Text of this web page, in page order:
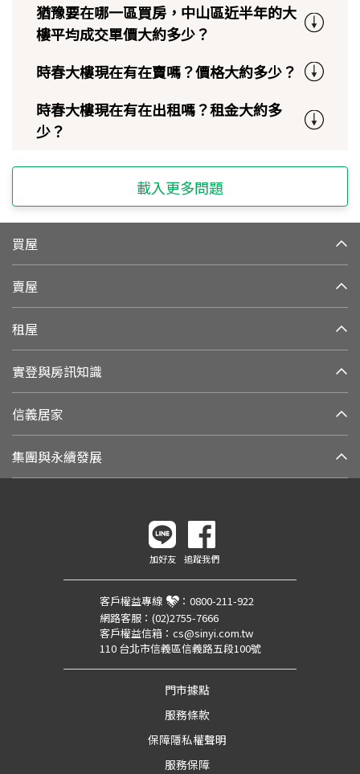
猶豫要在哪一區買房，中山區近半年的大
樓平均成交單價大約多少？
時春大樓現在有在賣嗎？價格大約多少？
時春大樓現在有在出租嗎？租金大約多
少？
載入更多問題
買屋
賣屋
租屋
實登與房訊知識
信義居家
集團與永續發展
加好友 追蹤我們
客戶權益專線 ： 0800-211-922
網路客服： (02)2755-7666
客戶權益信箱： cs@sinyi.com.tw
110 台北市信義區信義路五段100號
門市據點
服務條款
保障隱私權聲明
服務保障